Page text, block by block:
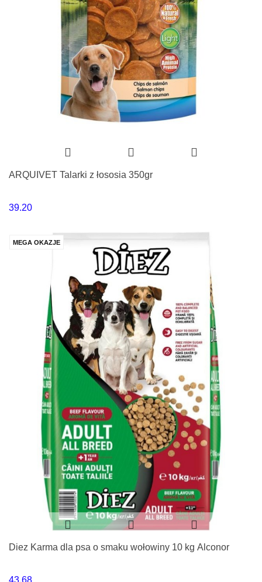
ARQUIVET Talarki z łososia 350gr
39.20
MEGA OKAZJE
Diez Karma dla psa o smaku wołowiny 10 kg Alconor